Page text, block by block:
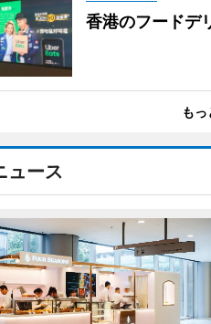
香港のフードデ
もっ
ュース